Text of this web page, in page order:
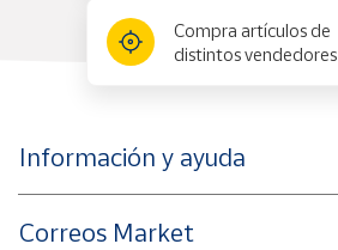
Compra artículos de
distintos vendedores
Información y ayuda
Correos Market